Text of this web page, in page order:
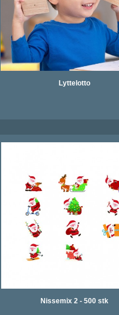
Lyttelotto
Nissemix 2 - 500 stk